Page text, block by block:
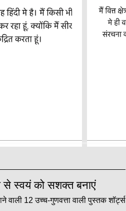
से स्वयं को सशक्त बनाएं
12 उच्च-गुणवत्ता वाली पुस्तक शॉर्ट्स